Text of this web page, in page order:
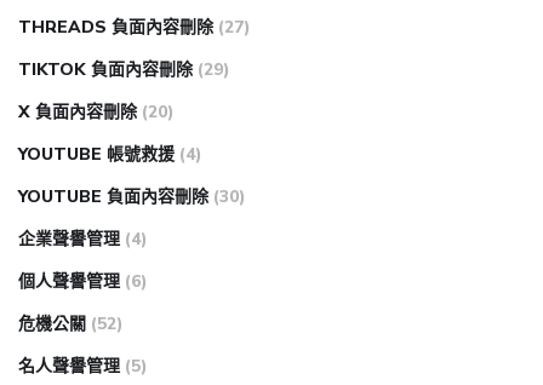
THREADS 負面內容刪除 (27)
TIKTOK 負面內容刪除 (29)
X 負面內容刪除 (20)
YOUTUBE 帳號救援 (4)
YOUTUBE 負面內容刪除 (30)
企業聲譽管理 (4)
個人聲譽管理 (6)
危機公關 (52)
名人聲譽管理 (5)